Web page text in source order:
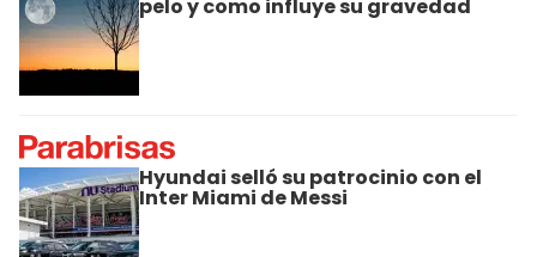
pelo y como influye su gravedad
Hyundai selló su patrocinio con el
Inter Miami de Messi